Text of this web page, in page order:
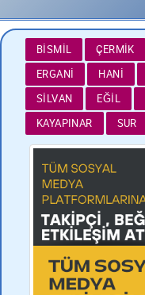
BISMIL ÇERMIK
ERGANI
HANI
SILVAN
EĞIL
KAYAPINAR
SUR